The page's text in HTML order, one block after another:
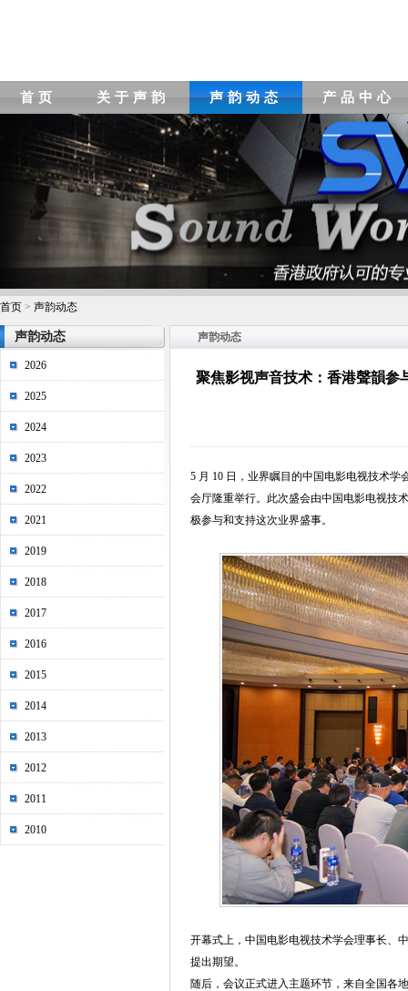
首页 关于声韵 声韵动态 产品中心
首页 > 声韵动态
声韵动态
2026
2025
2024
2023
2022
2021
2019
2018
2017
2016
2015
2014
2013
2012
2011
2010
声韵动态
聚焦影视声音技术：香港聲韻参
5 月 10 日，业界瞩目的中国电影电视技术学
会厅隆重举行。此次盛会由中国电影电视技
极参与和支持这次业界盛事。
开幕式上，中国电影电视技术学会理事长、
提出期望。
随后，会议正式进入主题环节，来自全国各